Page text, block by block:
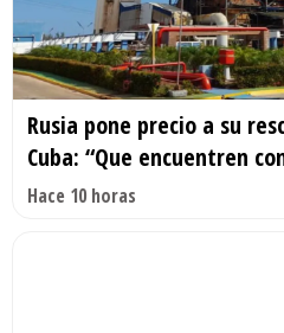
Rusia pone precio a su
Cuba: “Que encuentren
Hace 10 horas